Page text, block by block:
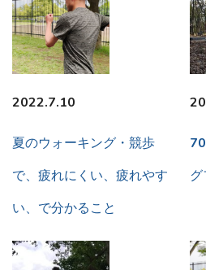
2022.7.10
夏のウォーキング・競歩
で、疲れにくい、疲れやす
い、で分かること